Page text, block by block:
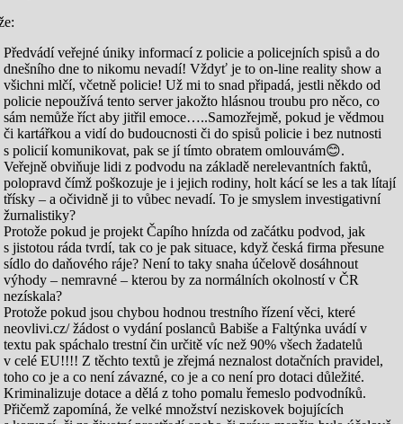
Předvádí veřejné úniky informací z policie a policejních spisů a do
dnešního dne to nikomu nevadí! Vždyť je to on-line reality show a
všichni mlčí, včetně policie! Už mi to snad připadá, jestli někdo od
policie nepoužívá tento server jakožto hlásnou troubu pro něco, co
sám nemůže říct aby jitřil emoce…..Samozřejmě, pokud je vědmou
či kartářkou a vidí do budoucnosti či do spisů policie i bez nutnosti
s policií komunikovat, pak se jí tímto obratem omlouvám😊.
Veřejně obviňuje lidi z podvodu na základě nerelevantních faktů,
polopravd čímž poškozuje je i jejich rodiny, holt kácí se les a tak lítají
třísky – a očividně ji to vůbec nevadí. To je smyslem investigativní
žurnalistiky?
Protože pokud je projekt Čapího hnízda od začátku podvod, jak
s jistotou ráda tvrdí, tak co je pak situace, když česká firma přesune
sídlo do daňového ráje? Není to taky snaha účelově dosáhnout
výhody – nemravné – kterou by za normálních okolností v ČR
nezískala?
Protože pokud jsou chybou hodnou trestního řízení věci, které
neovlivi.cz/ žádost o vydání poslanců Babiše a Faltýnka uvádí v
textu pak spáchalo trestní čin určitě víc než 90% všech žadatelů
v celé EU!!!! Z těchto textů je zřejmá neznalost dotačních pravidel,
toho co je a co není závazné, co je a co není pro dotaci důležité.
Kriminalizuje dotace a dělá z toho pomalu řemeslo podvodníků.
Přičemž zapomíná, že velké množství neziskovek bojujících